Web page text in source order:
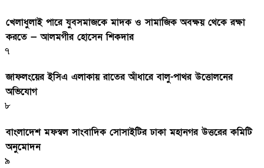
খেলাধুলাই পারে যুবসমাজকে মাদক ও সামাজিক অবক্ষয় থেকে রক্ষা
করতে — আলমগীর হোসেন শিকদার
৭
জাফলংয়ের ইসিএ এলাকায় রাতের আঁধারে বালু-পাথর উত্তোলনের
অভিযোগ
৮
বাংলাদেশ মফস্বল সাংবাদিক সোসাইটির ঢাকা মহানগর উত্তরের কমিটি
অনুমোদন
৯